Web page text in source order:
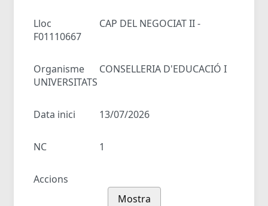
Lloc
CAP DEL NEGOCIAT II -
F01110667
Organisme
CONSELLERIA D'EDUCACIÓ I
UNIVERSITATS
Data inici 13/07/2026
NC 1
Accions
Mostra